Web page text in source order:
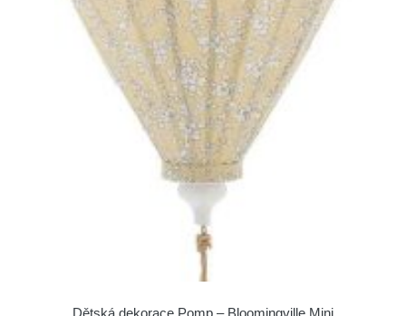
Dětská dekorace Pomp – Bloomingville Mini